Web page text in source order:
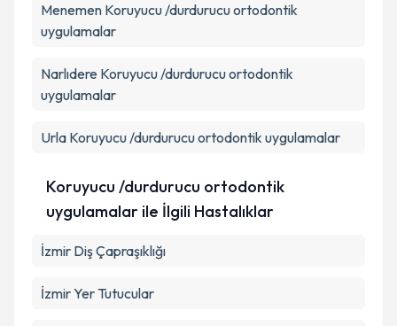
Menemen Koruyucu /durdurucu ortodontik
uygulamalar
Narlıdere Koruyucu /durdurucu ortodontik
uygulamalar
Urla Koruyucu /durdurucu ortodontik uygulamalar
Koruyucu /durdurucu ortodontik
uygulamalar ile İlgili Hastalıklar
İzmir Diş Çapraşıklığı
İzmir Yer Tutucular